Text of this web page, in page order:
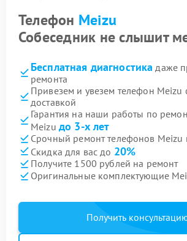
Телефон Meizu
Собеседник не слышит
Бесплатная диагностика даже
ремонта
Привезем и увезем телефон Meizu
доставкой
Гарантия на наши работы по
Meizu до 3-х лет
Срочный ремонт телефонов Meizu
Скидка для вас до 20%
Получите 1500 рублей на ремонт
Оригинальные комплектующие
Получить